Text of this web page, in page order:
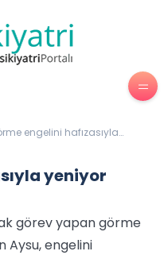
engelini hafızasıyla
yeniyor
görev yapan görme
Aysu, engelini